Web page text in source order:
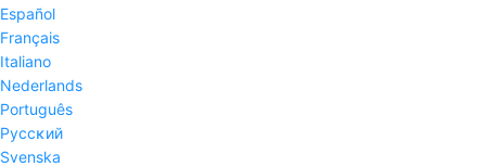
Español
Français
Italiano
Nederlands
Português
Pyccĸий
Svenska